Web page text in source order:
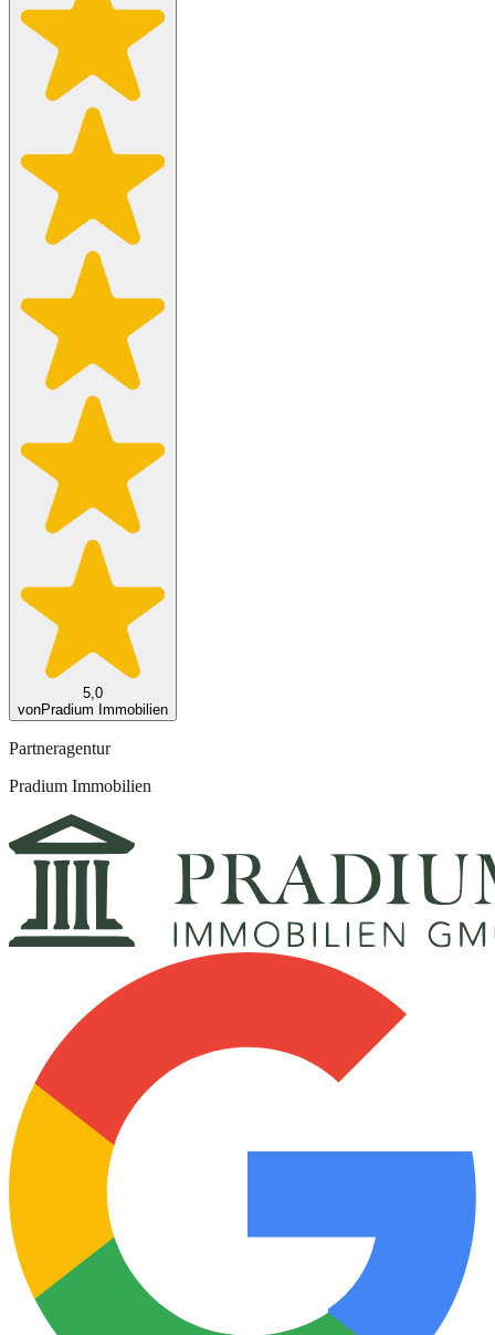
5,0
vonPradium Immobilien
Partneragentur
Pradium Immobilien